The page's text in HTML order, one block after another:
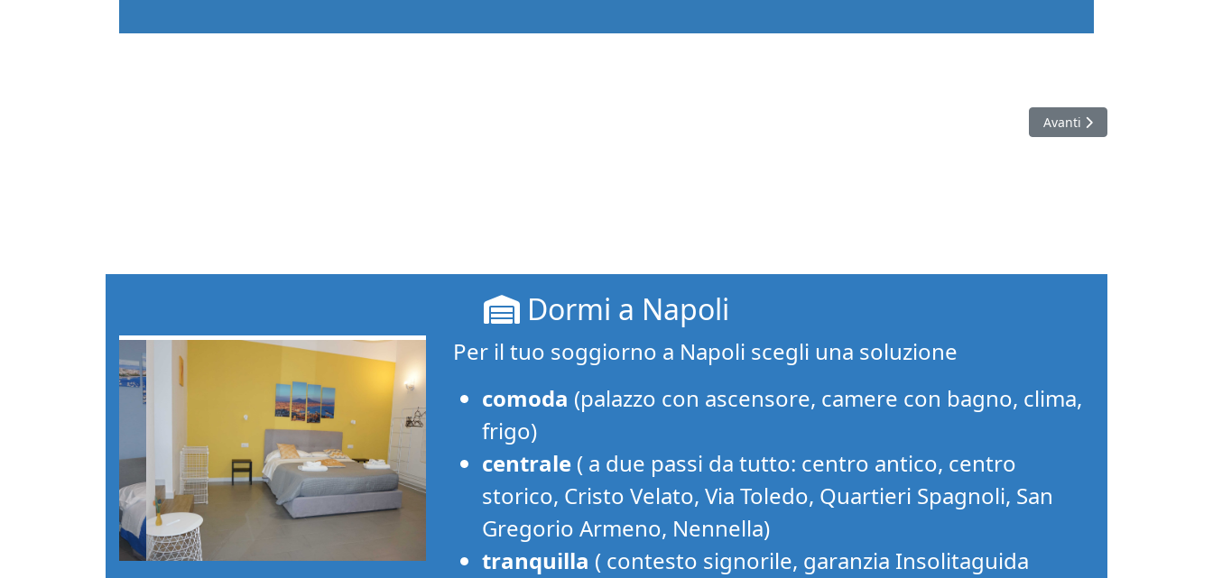
Articolo successivo: I
Avanti
Dormi a Napoli
Per il tuo soggiorno a Napoli scegli una soluzione
comoda (palazzo con ascensore, camere con bagno, clima,
frigo)
centrale ( a due passi da tutto: centro antico, centro
storico, Cristo Velato, Via Toledo, Quartieri Spagnoli, San
Gregorio Armeno, Nennella)
tranquilla ( contesto signorile, garanzia Insolitaguida